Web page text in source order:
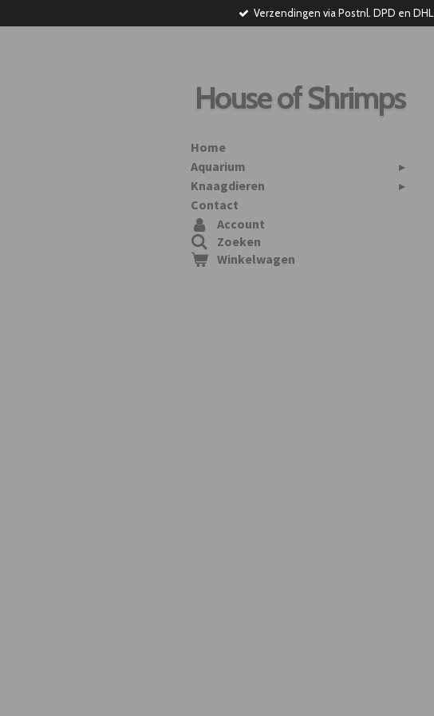
direct
Verzendingen via Postnl. DPD en DHL
House of Shrimps
Home
Aquarium
Knaagdieren
Contact
Account
Zoeken
Winkelwagen